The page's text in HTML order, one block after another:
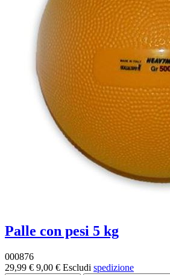
Palle con pesi 5 kg
000876
29,99 € 9,00 € Escludi spedizione